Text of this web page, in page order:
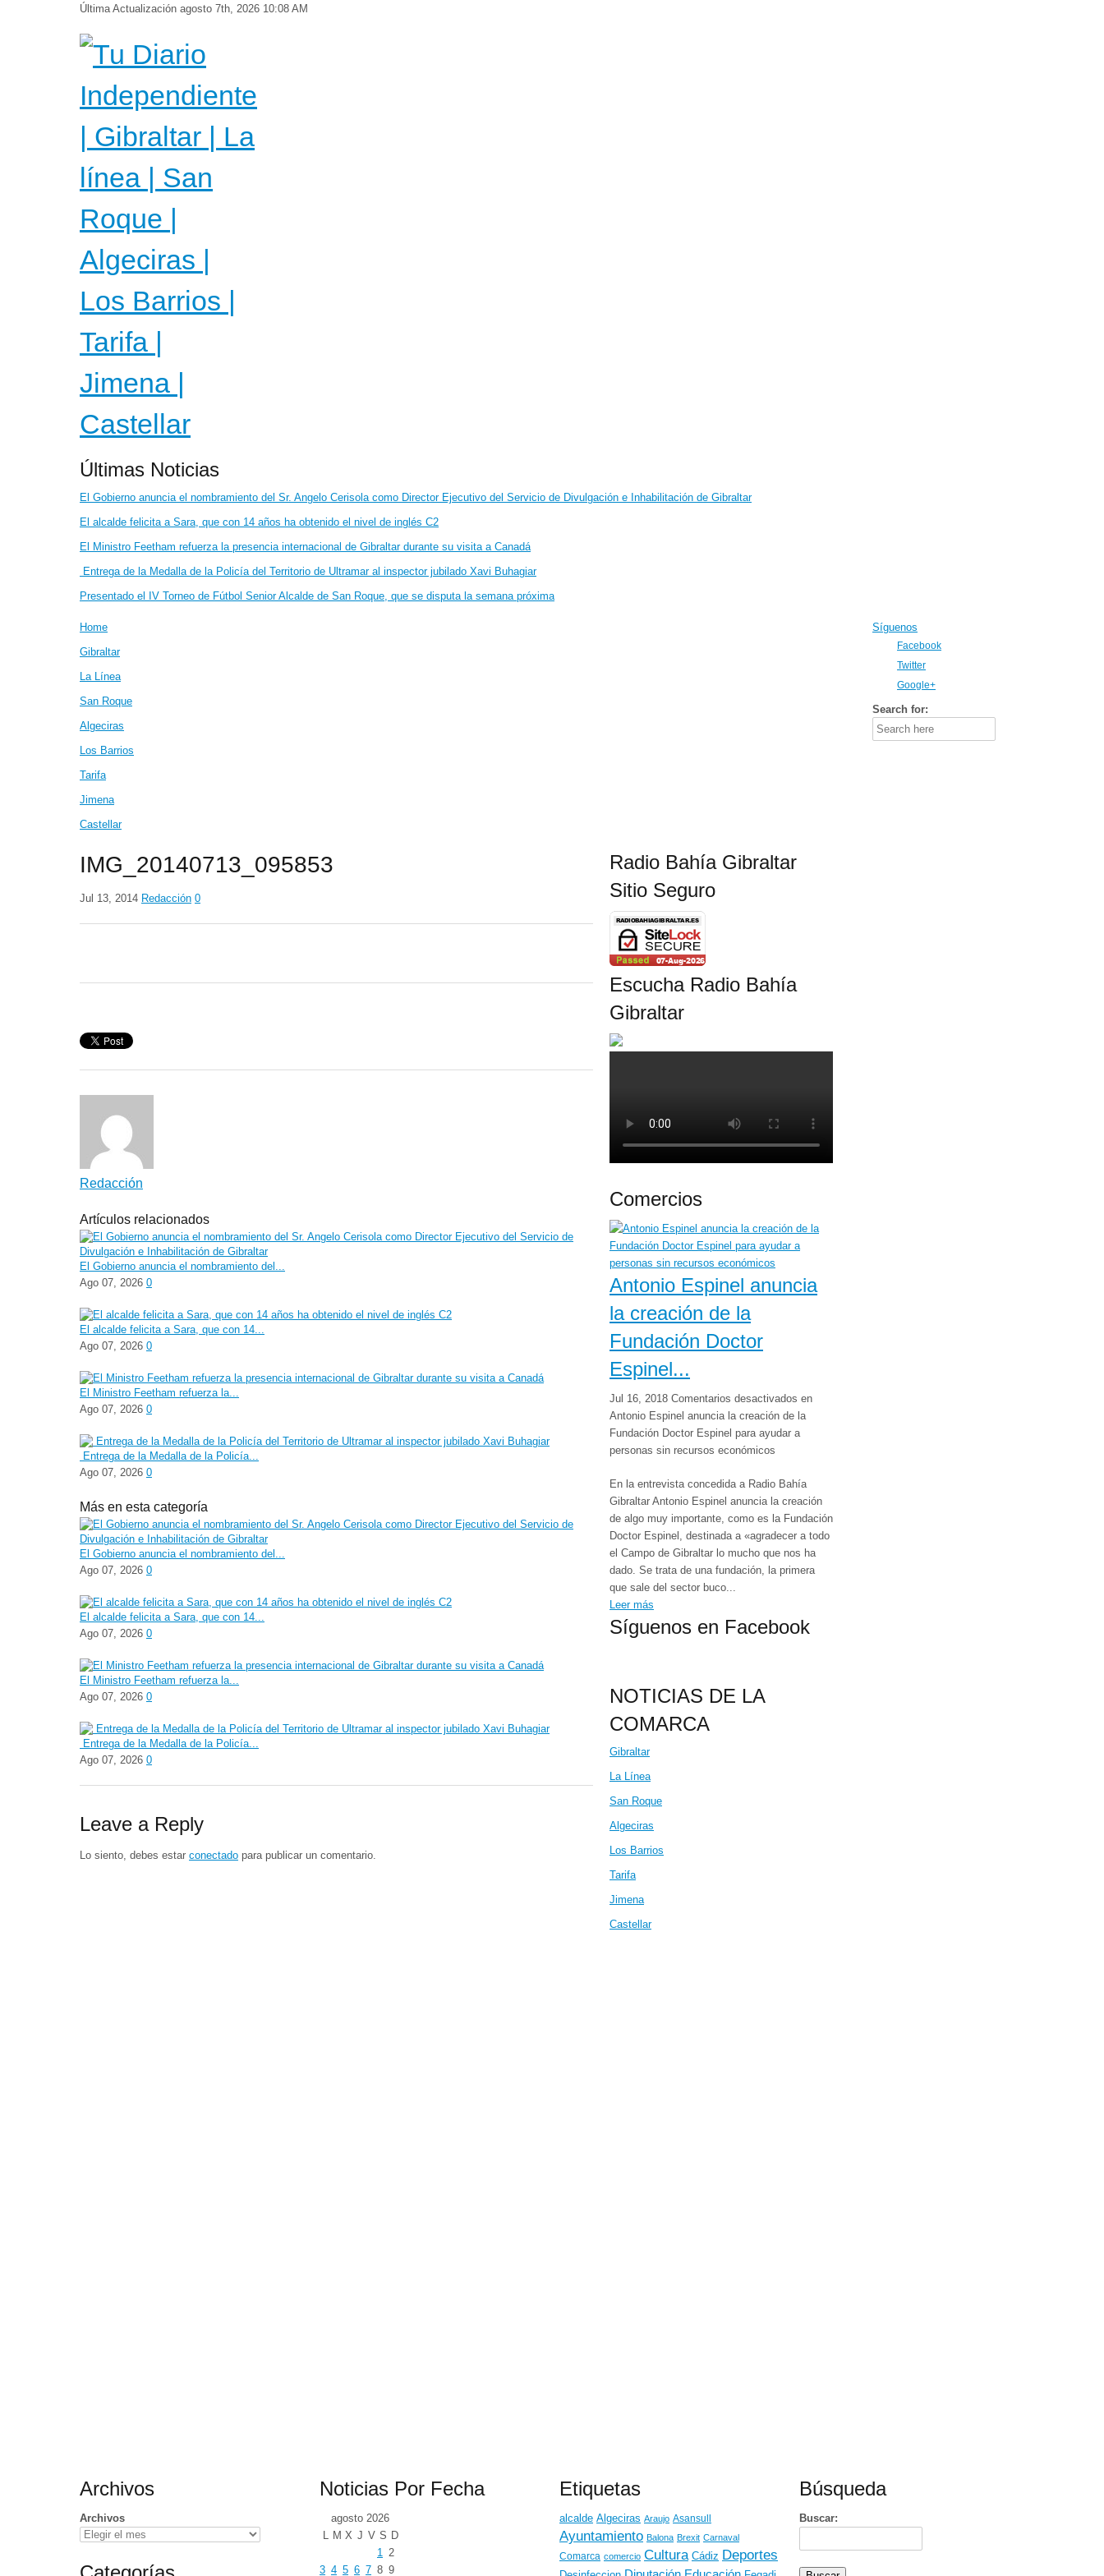
Última Actualización agosto 7th, 2026 10:08 AM
Últimas Noticias
El Gobierno anuncia el nombramiento del Sr. Angelo Cerisola como Director Ejecutivo del Servicio de Divulgación e Inhabilitación de Gibraltar
El alcalde felicita a Sara, que con 14 años ha obtenido el nivel de inglés C2
El Ministro Feetham refuerza la presencia internacional de Gibraltar durante su visita a Canadá
Entrega de la Medalla de la Policía del Territorio de Ultramar al inspector jubilado Xavi Buhagiar
Presentado el IV Torneo de Fútbol Senior Alcalde de San Roque, que se disputa la semana próxima
Home
Gibraltar
La Línea
San Roque
Algeciras
Los Barrios
Tarifa
Jimena
Castellar
Síguenos
Facebook
Twitter
Google+
Search for:
IMG_20140713_095853
Jul 13, 2014 Redacción 0
Redacción
Artículos relacionados
El Gobierno anuncia el nombramiento del...
Ago 07, 2026 0
El alcalde felicita a Sara, que con 14...
Ago 07, 2026 0
El Ministro Feetham refuerza la...
Ago 07, 2026 0
Entrega de la Medalla de la Policía...
Ago 07, 2026 0
Más en esta categoría
El Gobierno anuncia el nombramiento del...
Ago 07, 2026 0
El alcalde felicita a Sara, que con 14...
Ago 07, 2026 0
El Ministro Feetham refuerza la...
Ago 07, 2026 0
Entrega de la Medalla de la Policía...
Ago 07, 2026 0
Leave a Reply
Lo siento, debes estar conectado para publicar un comentario.
Radio Bahía Gibraltar
Sitio Seguro
Escucha Radio Bahía
Gibraltar
Comercios
Antonio Espinel anuncia
la creación de la
Fundación Doctor
Espinel...
Jul 16, 2018 Comentarios desactivados en
Antonio Espinel anuncia la creación de la
Fundación Doctor Espinel para ayudar a
personas sin recursos económicos
En la entrevista concedida a Radio Bahía
Gibraltar Antonio Espinel anuncia la creación
de algo muy importante, como es la Fundación
Doctor Espinel, destinada a «agradecer a todo
el Campo de Gibraltar lo mucho que nos ha
dado. Se trata de una fundación, la primera
que sale del sector buco...
Leer más
Síguenos en Facebook
NOTICIAS DE LA
COMARCA
Gibraltar
La Línea
San Roque
Algeciras
Los Barrios
Tarifa
Jimena
Castellar
Archivos
Archivos
Noticias Por Fecha
agosto 2026
L M X J V S D
1 2
3 4 5 6 7 8 9
Etiquetas
alcalde Algeciras Araujo Asansull
Ayuntamiento Balona Brexit Carnaval
Comarca comercio Cultura Cádiz Deportes
Búsqueda
Buscar: